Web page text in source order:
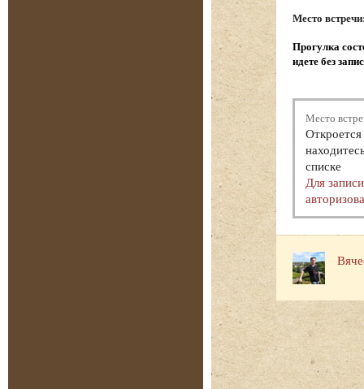
Место
Прогулка
идете без
Место
списке
Для